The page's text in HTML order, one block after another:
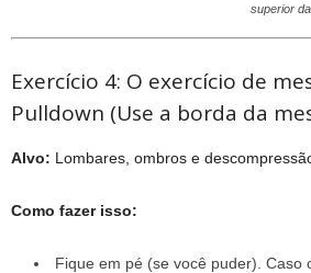
superior
Exercício 4: O exercício de
Pulldown (Use a borda da
Alvo: Lombares, ombros e
Como fazer isso:
Fique em pé (se você puder). Caso